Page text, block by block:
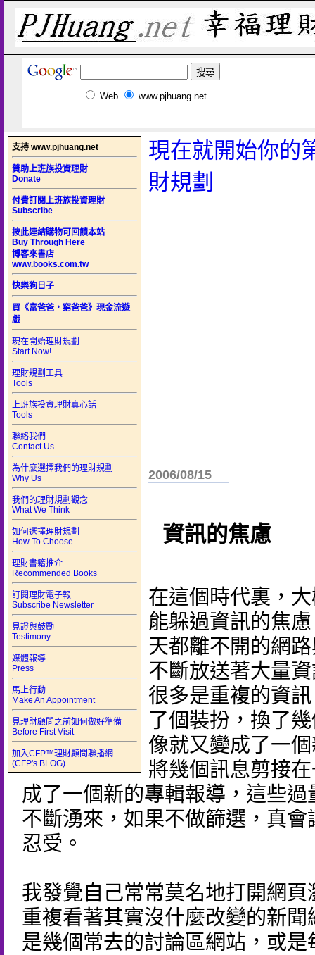
Web www.pjhuang.net
支持 www.pjhuang.net
贊助上班族投資理財
Donate
付費訂閱上班族投資理財
Subscribe
按此連結購物可回饋本站
Buy Through Here
博客來書店
www.books.com.tw
快樂狗日子
買《富爸爸，窮爸爸》現金流遊
戲
現在開始理財規劃
Start Now!
理財規劃工具
Tools
上班族投資理財真心話
Tools
聯絡我們
Contact Us
為什麼選擇我們的理財規劃
Why Us
我們的理財規劃觀念
What We Think
如何選擇理財規劃
How To Choose
理財書籍推介
Recommended Books
訂閱理財電子報
Subscribe Newsletter
見證與鼓勵
Testimony
媒體報導
Press
馬上行動
Make An Appointment
見理財顧問之前如何做好準備
Before First Visit
加入CFP™理財顧問聯播網
(CFP's BLOG)
現在就開始你的
財規劃
2006/08/15
資訊的焦慮
在這個時代裏，
能躲過資訊的焦
天都離不開的網
不斷放送著大量
很多是重複的資
了個裝扮，換了
像就又變成了一
將幾個訊息剪接
成了一個新的專輯報導，這些過
不斷湧來，如果不做篩選，真會
忍受。
我發覺自己常常莫名地打開網頁
重複看著其實沒什麼改變的新聞
是幾個常去的討論區網站，或是